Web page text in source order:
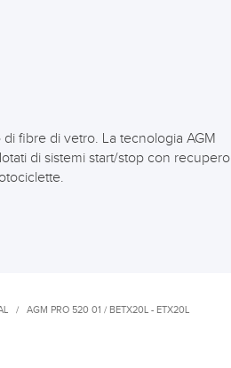
fibre di vetro. La tecnologia AGM
di sistemi start/stop con recupero
/ AGM PRO 520 01 / BETX20L - ETX20L